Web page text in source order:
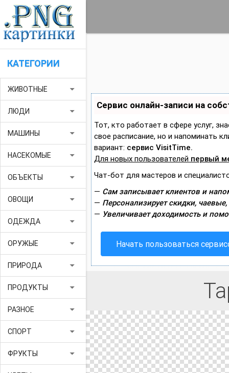
КАТЕГОРИИ
ЖИВОТНЫЕ arrow_drop_down
ЛЮДИ arrow_drop_down
МАШИНЫ arrow_drop_down
НАСЕКОМЫЕ arrow_drop_down
ОБЪЕКТЫ arrow_drop_down
ОВОЩИ arrow_drop_down
ОДЕЖДА arrow_drop_down
ОРУЖЫЕ arrow_drop_down
ПРИРОДА arrow_drop_down
ПРОДУКТЫ arrow_drop_down
РАЗНОЕ arrow_drop_down
СПОРТ arrow_drop_down
ФРУКТЫ arrow_drop_down
Сервис онлайн-записи на
Тот, кто работает в сфере услуг,
свое расписание, но и напоминать
вариант: сервис VisitTime.
Для новых пользователей первый
Чат-бот для мастеров и
— Сам записывает клиентов и
— Персонализирует скидки,
— Увеличивает доходимость и
Начать пользоваться